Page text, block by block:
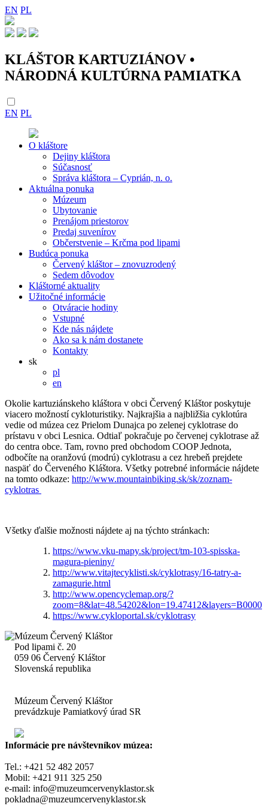
EN PL
KLÁŠTOR KARTUZIÁNOV •
NÁRODNÁ KULTÚRNA PAMIATKA
EN PL
O kláštore
Dejiny kláštora
Súčasnosť
Správa kláštora – Cyprián, n. o.
Aktuálna ponuka
Múzeum
Ubytovanie
Prenájom priestorov
Predaj suvenírov
Občerstvenie – Krčma pod lipami
Budúca ponuka
Červený kláštor – znovuzrodený
Sedem dôvodov
Kláštorné aktuality
Užitočné informácie
Otváracie hodiny
Vstupné
Kde nás nájdete
Ako sa k nám dostanete
Kontakty
sk
pl
en
Okolie kartuziánskeho kláštora v obci Červený Kláštor poskytuje
viacero možností cykloturistiky. Najkrajšia a najbližšia cyklotúra
vedie od múzea cez Prielom Dunajca po zelenej cyklotrase do
prístavu v obci Lesnica. Odtiaľ pokračuje po červenej cyklotrase až
do centra obce. Tam, rovno pred obchodom COOP Jednota,
odbočíte na oranžovú (modrú) cyklotrasu a cez hrebeň prejdete
naspäť do Červeného Kláštora. Všetky potrebné informácie nájdete
na tomto odkaze: http://www.mountainbiking.sk/sk/zoznam-
cyklotras
Všetky ďalšie možnosti nájdete aj na týchto stránkach:
https://www.vku-mapy.sk/project/tm-103-spisska-
magura-pieniny/
http://www.vitajtecyklisti.sk/cyklotrasy/16-tatry-a-
zamagurie.html
http://www.opencyclemap.org/?
zoom=8&lat=48.54202&lon=19.47412&layers=B0000
https://www.cykloportal.sk/cyklotrasy
Múzeum Červený Kláštor
Pod lipami č. 20
059 06 Červený Kláštor
Slovenská republika
Múzeum Červený Kláštor
prevádzkuje Pamiatkový úrad SR
Informácie pre návštevníkov múzea:
Tel.: +421 52 482 2057
Mobil: +421 911 325 250
e-mail: info@muzeumcervenyklastor.sk
pokladna@muzeumcervenyklastor.sk